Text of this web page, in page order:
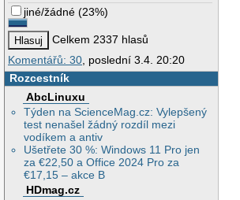
jiné/žádné (23%)
Celkem 2337 hlasů
Komentářů: 30 , poslední 3.4. 20:20
Rozcestník
AbcLinuxu
Týden na ScienceMag.cz: Vylepšený
test nenašel žádný rozdíl mezi
vodíkem a antiv
Ušetřete 30 %: Windows 11 Pro jen
za €22,50 a Office 2024 Pro za
€17,15 – akce B
HDmag.cz